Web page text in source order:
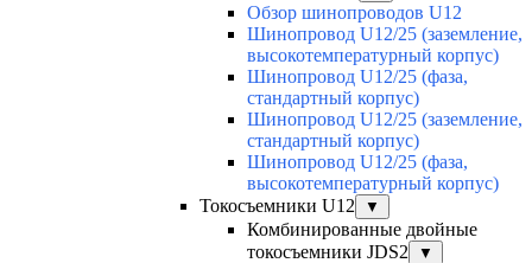
Обзор шинопроводов U12
Шинопровод U12/25 (заземление,
высокотемпературный корпус)
Шинопровод U12/25 (фаза,
стандартный корпус)
Шинопровод U12/25 (заземление,
стандартный корпус)
Шинопровод U12/25 (фаза,
высокотемпературный корпус)
Токосъемники U12
▼
Комбинированные двойные
токосъемники JDS2
▼